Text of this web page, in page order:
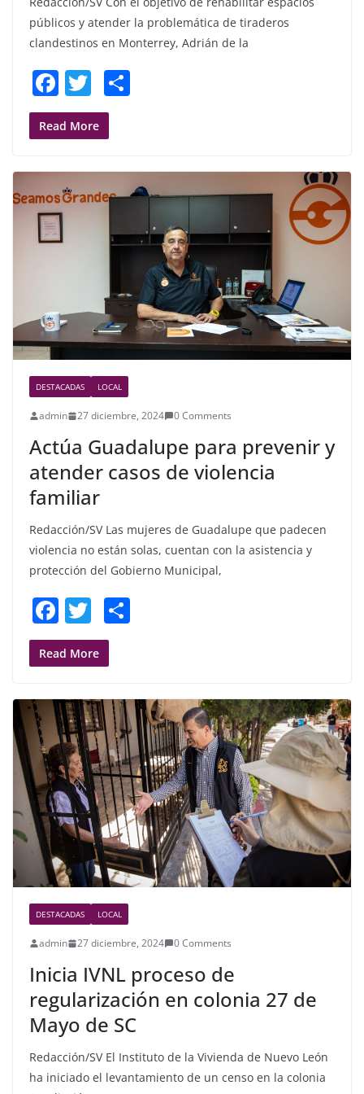
públicos y atender la problemática de tiraderos
clandestinos en Monterrey, Adrián de la
F
a
c
b
o
o
T
w
itt
Read More
DESTACADAS LOCAL
admin 27 diciembre, 2024 0 Comments
Actúa Guadalupe para prevenir y
atender casos de violencia
familiar
Redacción/SV Las mujeres de Guadalupe que padecen
violencia no están solas, cuentan con la asistencia y
protección del Gobierno Municipal,
F
a
c
b
o
o
k
T
w
itt
Read More
DESTACADAS LOCAL
admin 27 diciembre, 2024 0 Comments
Inicia IVNL proceso de
regularización en colonia 27 de
Mayo de SC
Redacción/SV El Instituto de la Vivienda de Nuevo León
ha iniciado el levantamiento de un censo en la colonia